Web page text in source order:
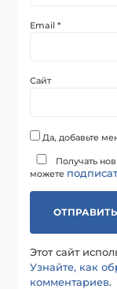
Email*
Сайт
Да, добавьте
Получать
можете
Этот сайт
Узнайте, как
комментариев.